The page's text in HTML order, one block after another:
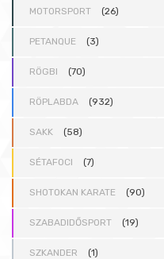
MOTORSPORT (26)
PETANQUE (3)
RÖGBI (70)
RÖPLABDA (932)
SAKK (58)
SÉTAFOCI (7)
SHOTOKAN KARATE (90)
SZABADIDŐSPORT (19)
SZKANDER (1)